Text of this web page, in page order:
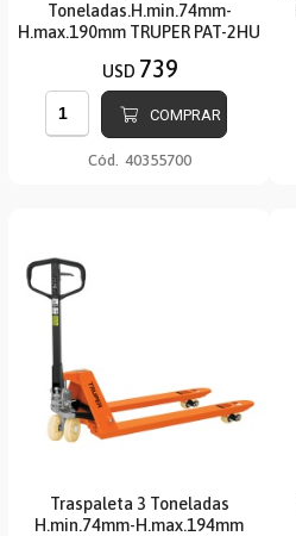
Toneladas.H.min.74mm-
H.max.190mm TRUPER PAT-2HU
USD 739
COMPRAR
Cód. 40355700
Traspaleta 3 Toneladas
H.min.74mm-H.max.194mm